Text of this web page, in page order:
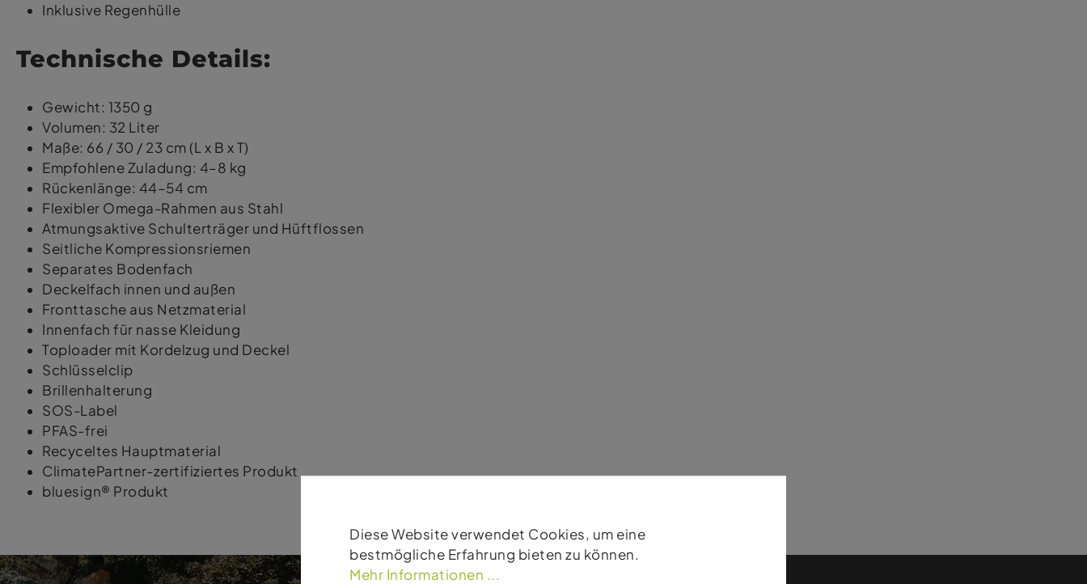
Inklusive Regenhülle
Technische Details:
Gewicht: 1350 g
Volumen: 32 Liter
Maße: 66 / 30 / 23 cm (L x B x T)
Empfohlene Zuladung: 4–8 kg
Rückenlänge: 44–54 cm
Flexibler Omega-Rahmen aus Stahl
Atmungsaktive Schulterträger und Hüftflossen
Seitliche Kompressionsriemen
Separates Bodenfach
Deckelfach innen und außen
Fronttasche aus Netzmaterial
Innenfach für nasse Kleidung
Toploader mit Kordelzug und Deckel
Schlüsselclip
Brillenhalterung
SOS-Label
PFAS-frei
Recyceltes Hauptmaterial
ClimatePartner-zertifiziertes Produkt
bluesign® Produkt
Diese Website verwendet Cookies, um eine
bestmögliche Erfahrung bieten zu können.
Mehr Informationen ...